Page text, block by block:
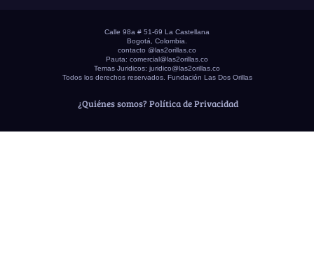
Calle 98a # 51-69 La Castellana
Bogotá, Colombia.
contacto @las2orillas.co
Pauta: comercial@las2orillas.co
Temas Juridicos: juridico@las2orillas.co
Todos los derechos reservados. Fundación Las Dos Orillas
¿Quiénes somos? Política de Privacidad